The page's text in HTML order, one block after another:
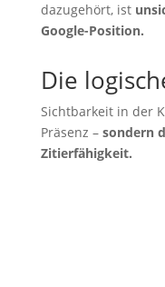
dazugehört, ist
Google-Position.
Die
Sichtbarkeit in der
Präsenz – sondern
Zitierfähigkeit.